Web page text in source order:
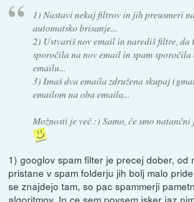
1) Nastavi nekaj filtrov in jih preusmeri
automatsko brisanje...
2) Ustvariš nov email in narediš filtre,
sporočila na nov email in spam sporočila
emailu...
3) Imaš dva emaila združena skupaj
emailom na oba emaila...
Možnosti je več :) Samo, če smo
1) googlov spam filter je precej dober, od
pristane v spam folderju jih bolj malo
se znajdejo tam, so pac spammerji
algoritmov. In ce sem povsem isker jaz